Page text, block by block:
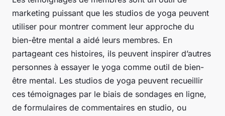
marketing puissant que les studios de yoga peuvent
utiliser pour montrer comment leur approche du
bien-être mental a aidé leurs membres. En
partageant ces histoires, ils peuvent inspirer d’autres
personnes à essayer le yoga comme outil de bien-
être mental. Les studios de yoga peuvent recueillir
ces témoignages par le biais de sondages en ligne,
de formulaires de commentaires en studio, ou